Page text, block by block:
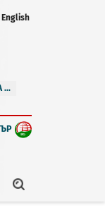
English
...